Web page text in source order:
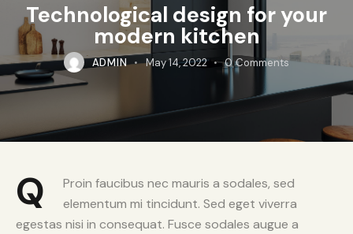
Technological design for your
modern kitchen
ADMIN May 14, 2022 0 Comments
Q
Proin faucibus nec mauris a sodales, sed
elementum mi tincidunt. Sed eget viverra
egestas nisi in consequat. Fusce sodales augue a